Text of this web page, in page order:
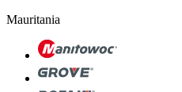
Mauritania